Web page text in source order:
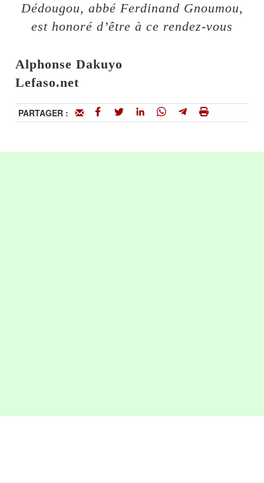
Dédougou, abbé Ferdinand Gnoumou,
est honoré d’être à ce rendez-vous
Alphonse Dakuyo
Lefaso.net
PARTAGER :